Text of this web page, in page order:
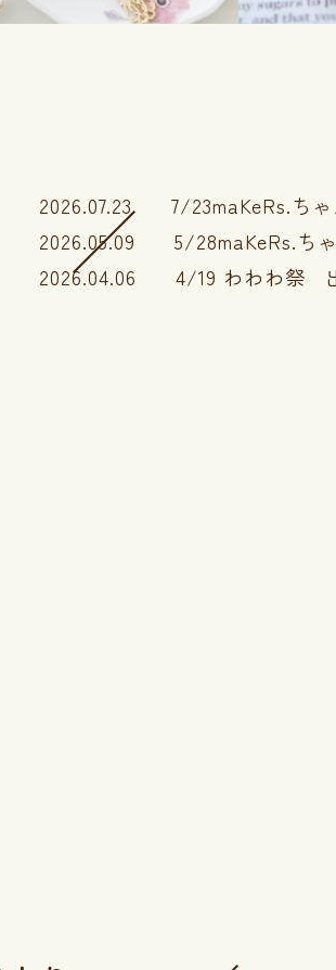
2026.07.23
7/23maKeRs.ち
2026.05.09
5/28maKeRs.ち
2026.04.06
4/19 わわわ祭